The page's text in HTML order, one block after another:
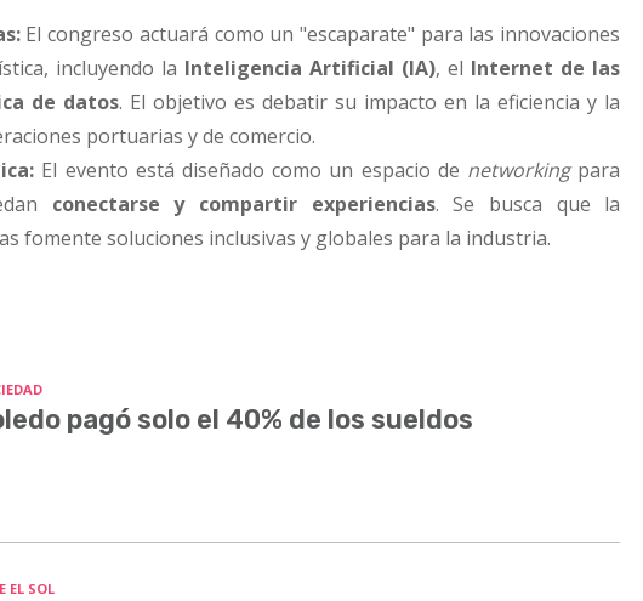
El congreso actuará como un "escaparate" para las innovaciones
incluyendo la Inteligencia Artificial (IA), el Internet de las
de datos. El objetivo es debatir su impacto en la eficiencia y la
portuarias y de comercio.
El evento está diseñado como un espacio de networkingpara
conectarse y compartir experiencias. Se busca que la
fomente soluciones inclusivas y globales para la industria.
pagó solo el 40% de los sueldos
EL SOL